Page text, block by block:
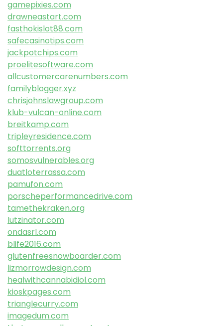
gamepixies.com
drawneastart.com
fasthokislot88.com
safecasinotips.com
jackpotchips.com
proelitesoftware.com
allcustomercarenumbers.com
familyblogger.xyz
chrisjohnslawgroup.com
klub-vulcan-online.com
breitkamp.com
tripleyresidence.com
softtorrents.org
somosvulnerables.org
duatloterrassa.com
pamufon.com
porscheperformancedrive.com
tamethekraken.org
lutzinator.com
ondasrl.com
blife2016.com
glutenfreesnowboarder.com
lizmorrowdesign.com
healwithcannabidiol.com
kioskpages.com
trianglecurry.com
imagedum.com